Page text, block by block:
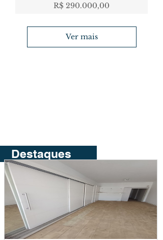
Preço
R$ 290.000,00
Ver mais
Destaques